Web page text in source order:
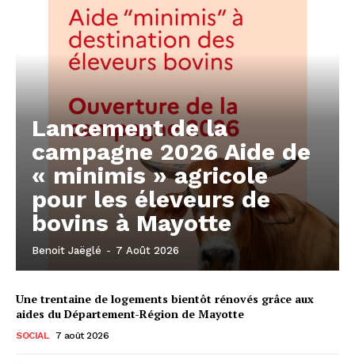
Lancement de la
campagne 2026 Aide de
« minimis » agricole
pour les éleveurs de
bovins à Mayotte
Benoit Jaëglé - 7 Août 2026
Une trentaine de logements bientôt rénovés grâce aux
aides du Département-Région de Mayotte
SOCIAL 7 août 2026